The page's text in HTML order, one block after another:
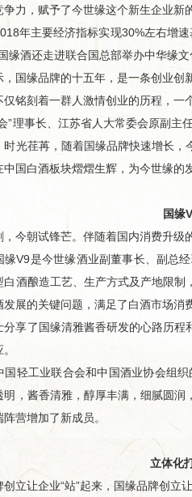
力，赋予了今世缘这个新生企业新
年主要经济指标实现30%左右增速
缘酒还走进联合国总部举办中华缘文
缘品牌的十五年，是一条创业创
刻着一群人激情创业的历程，一
事长、江苏省人大常委会原副主
时光荏苒，随着国缘品牌快速增长
国白酒板块熠熠生辉，为今世缘的
国缘
朝试锋芒。伴随着国内消费升级的
是今世缘酒业副董事长、副总经
白酒酿造工艺、生产方式及产地限
展的关键问题，满足了白酒市场消
了国缘清雅酱香研发的心路历程
工业联合会和中国酒业协会组织
明，酱香清雅，醇厚丰满，细腻圆
营增加了新成员。
立体化
让企业“站”起来，国缘品牌创立让